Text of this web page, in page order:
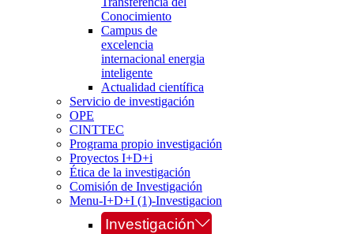
Conocimiento
Campus de
excelencia
internacional energia
inteligente
Actualidad científica
Servicio de investigación
OPE
CINTTEC
Programa propio investigación
Proyectos I+D+i
Ética de la investigación
Comisión de Investigación
Menu-I+D+I (1)-Investigacion
Investigación